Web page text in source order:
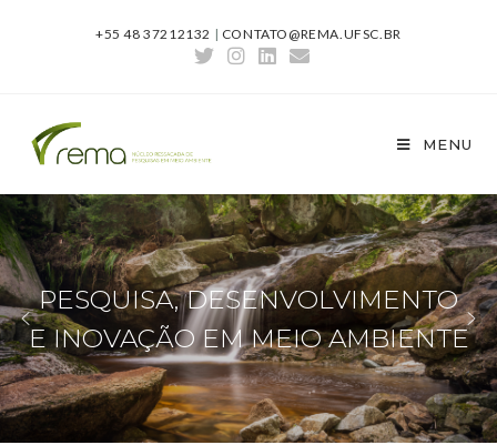
+55 48 37212132 | CONTATO@REMA.UFSC.BR
MENU
PESQUISA, DESENVOLVIMENTO
E INOVAÇÃO EM MEIO AMBIENTE